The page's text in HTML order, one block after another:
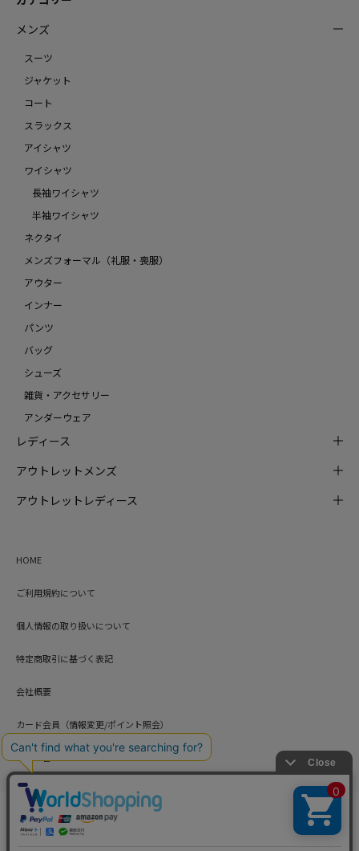
メンズ
スーツ
ジャケット
コート
スラックス
アイシャツ
ワイシャツ
長袖ワイシャツ
半袖ワイシャツ
ネクタイ
メンズフォーマル（礼服・喪服）
アウター
インナー
パンツ
バッグ
シューズ
雑貨・アクセサリー
アンダーウェア
レディース
アウトレットメンズ
アウトレットレディース
HOME
ご利用規約について
個人情報の取り扱いについて
特定商取引に基づく表記
会社概要
カード会員（情報変更/ポイント照会）